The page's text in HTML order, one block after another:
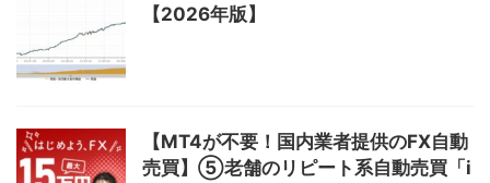
【2026年版】
【MT4が不要！国内業者提供のFX自動
売買】⑤老舗のリピート系自動売買「i